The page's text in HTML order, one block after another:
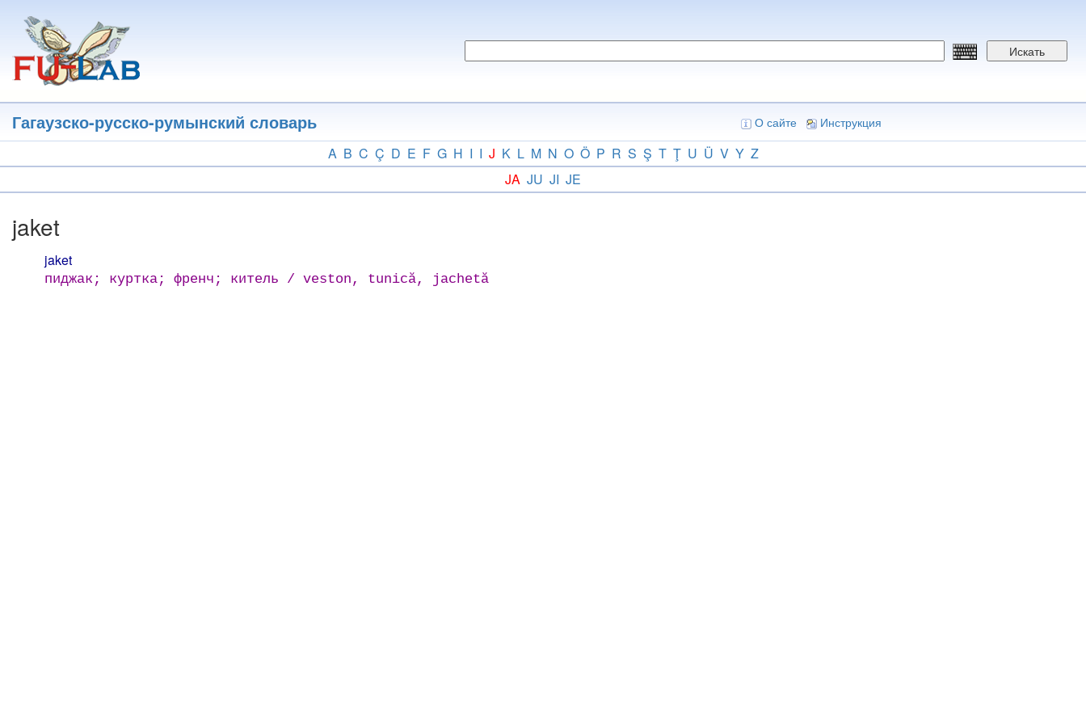
основному
содержанию
Искать
Гагаузско-русско-румынский словарь О сайте Инструкция
A B C Ç D E F G H I I J K L M N O Ö P R S Ş T Ţ U Ü V Y Z
JA JU JI JE
jaket
jaket
пиджак; куртка; френч; китель / veston, tunică, jachetă